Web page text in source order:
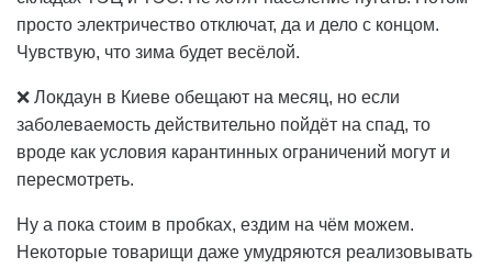
просто электричество отключат, да и дело с концом.
Чувствую, что зима будет весёлой.
❌ Локдаун в Киеве обещают на месяц, но если
заболеваемость действительно пойдёт на спад, то
вроде как условия карантинных ограничений могут и
пересмотреть.
Ну а пока стоим в пробках, ездим на чём можем.
Некоторые товарищи даже умудряются реализовывать